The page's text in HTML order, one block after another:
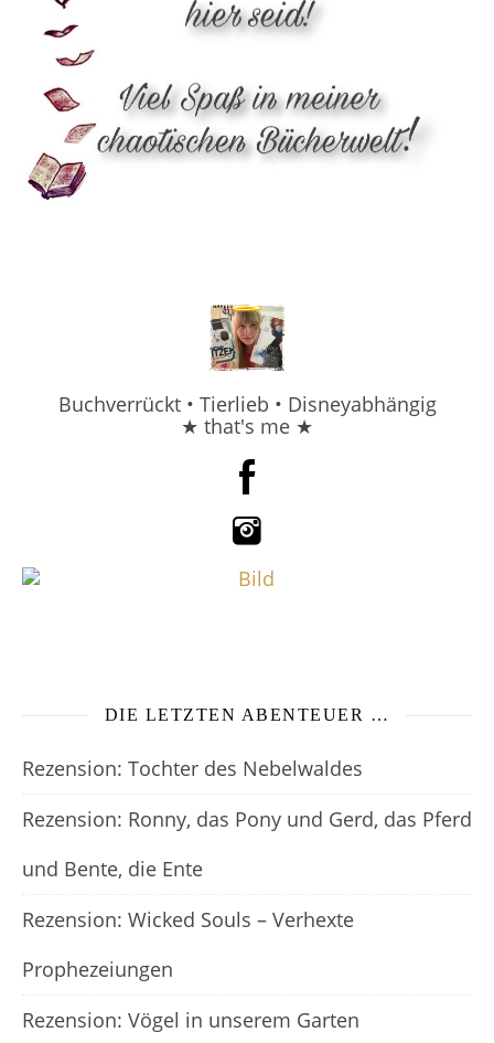
Buchverrückt • Tierlieb • Disneyabhängig
★ that's me ★
DIE LETZTEN ABENTEUER …
Rezension: Tochter des Nebelwaldes
Rezension: Ronny, das Pony und Gerd, das Pferd
und Bente, die Ente
Rezension: Wicked Souls – Verhexte
Prophezeiungen
Rezension: Vögel in unserem Garten